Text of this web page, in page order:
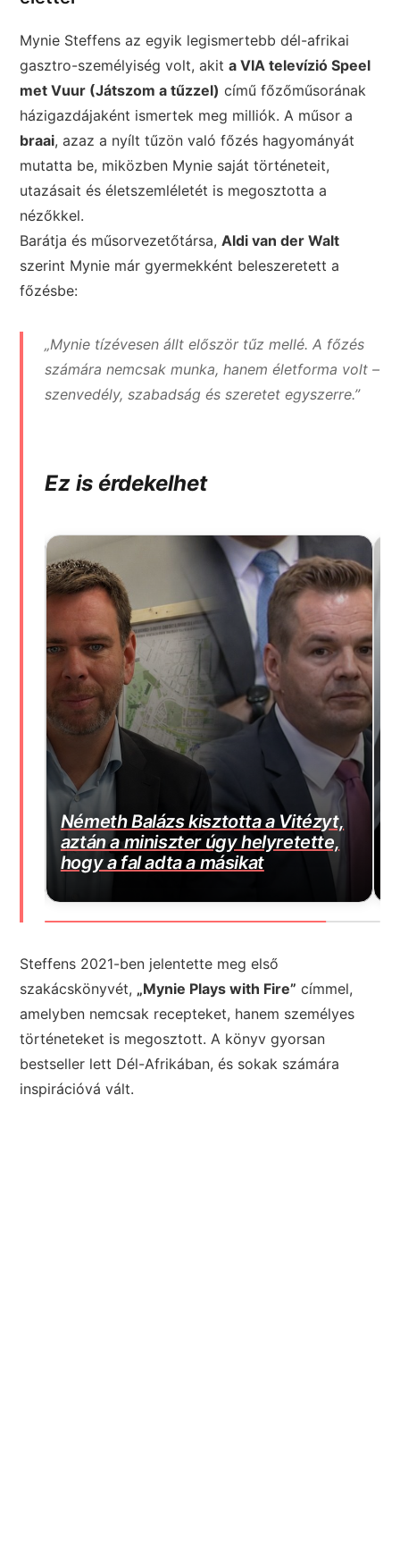
Mynie Steffens az egyik legismertebb dél-afrikai
gasztro-személyiség volt, akita VIA televízió Speel
met Vuur (Játszom a tűzzel) című főzőműsorának
házigazdájaként ismertek meg milliók. A műsor a
braai, azaz a nyílt tűzön való főzés hagyományát
mutatta be, miközben Mynie saját történeteit,
utazásait és életszemléletét is megosztotta a
nézőkkel.
Barátja és műsorvezetőtársa,Aldi van der Walt
szerint Mynie már gyermekként beleszeretett a
főzésbe:
„Mynie tízévesen állt először tűz mellé. A főzés
számára nemcsak munka, hanem életforma volt –
szenvedély, szabadság és szeretet egyszerre.”
Ez is érdekelhet
Elképesztő mit találtak Novák
Katalin egykori kormányzati
irodájában
Steffens 2021-ben jelentette meg első
szakácskönyvét, „Mynie Plays with Fire” címmel,
amelyben nemcsak recepteket, hanem személyes
történeteket is megosztott. A könyv gyorsan
bestseller lett Dél-Afrikában, és sokak számára
inspirációvá vált.